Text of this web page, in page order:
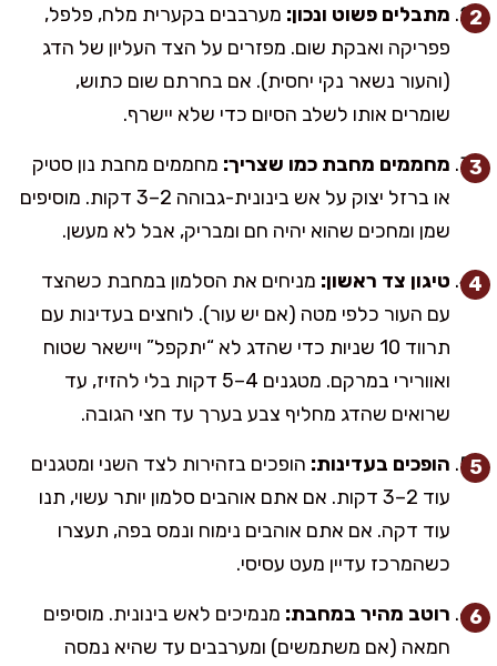
מתבלים פשוט ונכון: מערבבים בקערית מלח, פלפל,
פפריקה ואבקת שום. מפזרים על הצד העליון של הדג
(והעור נשאר נקי יחסית). אם בחרתם שום כתוש,
שומרים אותו לשלב הסיום כדי שלא יישרף.
מחממים מחבת כמו שצריך: מחממים מחבת נון סטיק
או ברזל יצוק על אש בינונית-גבוהה 2–3 דקות. מוסיפים
שמן ומחכים שהוא יהיה חם ומבריק, אבל לא מעשן.
טיגון צד ראשון: מניחים את הסלמון במחבת כשהצד
עם העור כלפי מטה (אם יש עור). לוחצים בעדינות עם
תרווד 10 שניות כדי שהדג לא “יתקפל” ויישאר שטוח
ואוורירי במרקם. מטגנים 4–5 דקות בלי להזיז, עד
שרואים שהדג מחליף צבע בערך עד חצי הגובה.
הופכים בעדינות: הופכים בזהירות לצד השני ומטגנים
עוד 2–3 דקות. אם אתם אוהבים סלמון יותר עשוי, תנו
עוד דקה. אם אתם אוהבים נימוח ונמס בפה, תעצרו
כשהמרכז עדיין מעט עסיסי.
רוטב מהיר במחבת: מנמיכים לאש בינונית. מוסיפים
חמאה (אם משתמשים) ומערבבים עד שהיא נמסה